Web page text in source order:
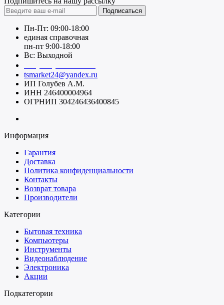
Подписаться
Пн-Пт: 09:00-18:00
единая справочная
пн-пт 9:00-18:00
Вс: Выходной
tsmarket24@yandex.ru
ИП Голубев А.М.
ИНН 246400004964
ОГРНИП 304246436400845
Информация
Гарантия
Доставка
Политика конфиденциальности
Контакты
Возврат товара
Производители
Категории
Бытовая техника
Компьютеры
Инструменты
Видеонаблюдение
Электроника
Акции
Подкатегории